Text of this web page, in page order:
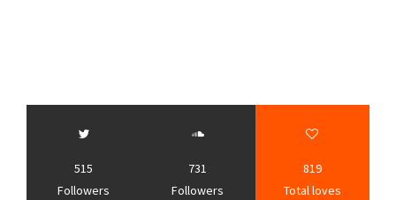
515
Followers
731
Followers
819
Total loves